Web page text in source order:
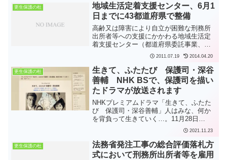
なぎます。クレジットによる寄附を受け
付けています。更生保護...
更生保護の杜
地域生活定着支援センター、6月1
日までに43都道府県で整備
高齢又は障害により自立が困難な刑務所
出所者等への支援にかかわる地域生活定
着支援センター（都道府県委託事業、国
庫補助10/10）が、平成23年6月1日現在
で、全国43都道府県に設置されていると
のことです（うち北海道は道内3か所に設
置）。6月1...
2011.07.19 2014.04.20
更生保護の杜
生きて、ふたたび 保護司・深谷
善輔 NHK BSで、保護司を描い
たドラマが放送されます
NHKプレミアムドラマ「生きて、ふたた
び 保護司・深谷善輔」人はみな、何か
を背負って生きていく…。11月28日
（日）からNHK BSプレミアム・BS 4K
同時放送で、保護司を描いたドラマが全
８回で放送されます。法務省保護局が取
材協力に応じ...
2021.11.23
更生保護の杜
法務省発注工事の総合評価落札方
式において刑務所出所者等を雇用